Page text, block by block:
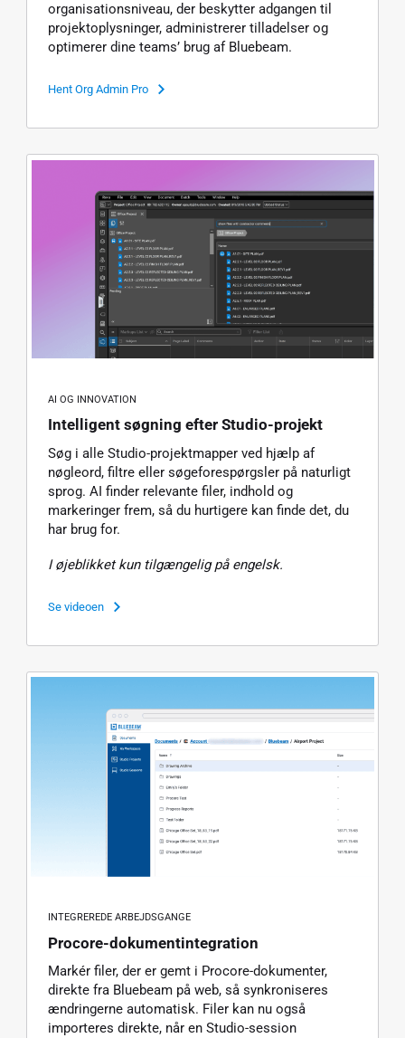
organisationsniveau, der beskytter adgangen til
projektoplysninger, administrerer tilladelser og
optimerer dine teams’ brug af Bluebeam.
Hent Org Admin Pro
AI OG INNOVATION
Intelligent søgning efter Studio-projekt
Søg i alle Studio-projektmapper ved hjælp af
nøgleord, filtre eller søgeforespørgsler på naturligt
sprog. AI finder relevante filer, indhold og
markeringer frem, så du hurtigere kan finde det, du
har brug for.
I øjeblikket kun tilgængelig på engelsk.
Se videoen
INTEGREREDE ARBEJDSGANGE
Procore-dokumentintegration
Markér filer, der er gemt i Procore-dokumenter,
direkte fra Bluebeam på web, så synkroniseres
ændringerne automatisk. Filer kan nu også
importeres direkte, når en Studio-session